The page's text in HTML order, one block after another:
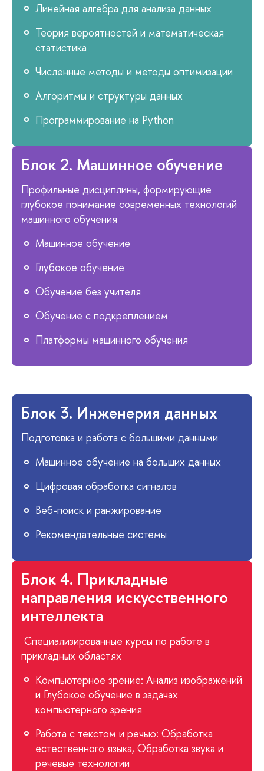
Линейная алгебра для анализа данных
Теория вероятностей и математическая
статистика
Численные методы и методы оптимизации
Алгоритмы и структуры данных
Программирование на Python
Блок 2. Машинное обучение
Профильные дисциплины, формирующие
глубокое понимание современных технологий
машинного обучения
Машинное обучение
Глубокое обучение
Обучение без учителя
Обучение с подкреплением
Платформы машинного обучения
Блок 3. Инженерия данных
Подготовка и работа с большими данными
Машинное обучение на больших данных
Цифровая обработка сигналов
Веб-поиск и ранжирование
Рекомендательные системы
Блок 4. Прикладные
направления искусственного
интеллекта
Специализированные курсы по работе в
прикладных областях
Компьютерное зрение: Анализ изображений
и Глубокое обучение в задачах
компьютерного зрения
Работа с текстом и речью: Обработка
естественного языка, Обработка звука и
речевые технологии